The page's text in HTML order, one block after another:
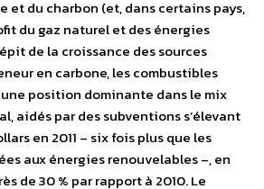
et du charbon (et, dans certains pays,
du gaz naturel et des énergies
de la croissance des sources
en carbone, les combustibles
position dominante dans le mix
aidés par des subventions s’élevant
en 2011 – six fois plus que les
aux énergies renouvelables –, en
de 30 % par rapport à 2010. Le